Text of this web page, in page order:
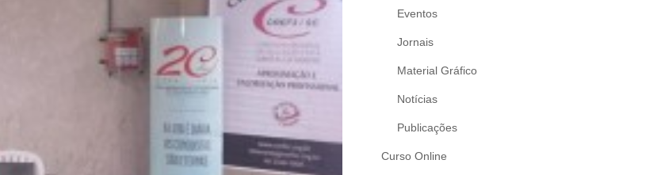
Eventos
Jornais
Material Gráfico
Notícias
Publicações
Curso Online